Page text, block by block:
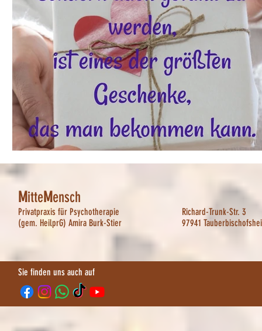
MitteMensch
Privatpraxis für Psychotherapie
(gem. HeilprG) Amira Burk-Stier
Richard-Trunk-Str. 3
97941
Sie finden uns auch auf